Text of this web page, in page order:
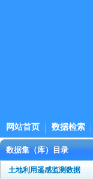
网站首页 数据检索
数据集（库）目录
土地利用遥感监测数据